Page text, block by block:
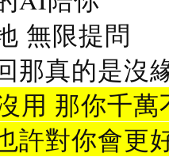
無限提問
那真的是沒
用 那你千
許對你會更